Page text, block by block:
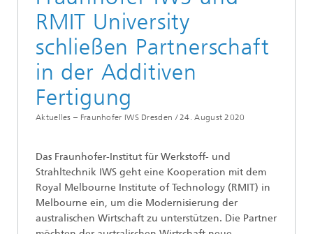
RMIT University
schließen Partnerschaft
in der Additiven
Fertigung
Aktuelles – Fraunhofer IWS Dresden / 24. August 2020
Das Fraunhofer-Institut für Werkstoff- und
Strahltechnik IWS geht eine Kooperation mit dem
Royal Melbourne Institute of Technology (RMIT) in
Melbourne ein, um die Modernisierung der
australischen Wirtschaft zu unterstützen. Die Partner